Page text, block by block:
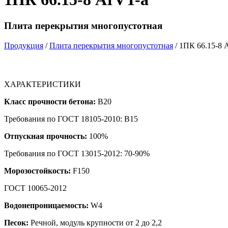
Плита перекрытия многопустотная
Продукция /Плита перекрытия многопустотная / 1ПК 66.15-8
ХАРАКТЕРИСТИКИ
Класс прочности бетона: B20
Требования по ГОСТ 18105-2010: B15
Отпускная прочность: 100%
Требования по ГОСТ 13015-2012: 70-90%
Морозостойкость: F150
ГОСТ 10065-2012
Водонепроницаемость: W4
Песок: Речной, модуль крупности от 2 до 2,2